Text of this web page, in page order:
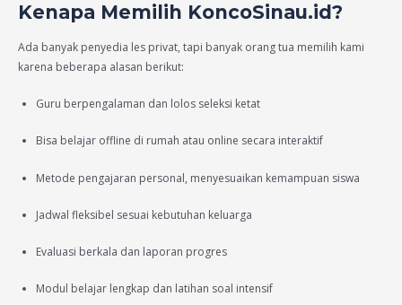
Kenapa Memilih KoncoSinau.id?
Ada banyak penyedia les privat, tapi banyak orang tua memilih kami
karena beberapa alasan berikut:
Guru berpengalaman dan lolos seleksi ketat
Bisa belajar offline di rumah atau online secara interaktif
Metode pengajaran personal, menyesuaikan kemampuan siswa
Jadwal fleksibel sesuai kebutuhan keluarga
Evaluasi berkala dan laporan progres
Modul belajar lengkap dan latihan soal intensif